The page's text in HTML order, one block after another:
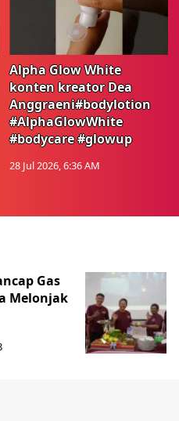
Alpha Glow White
konten kreator Dea
Anggraeni#bodylotion
#AlphaGlowWhite
#bodycare #glowup
28 Jul 2026, 6:36 AM
Gas
Melonjak